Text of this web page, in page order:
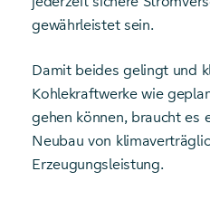
gewährleistet sein.
Damit beides gelingt und
Kohlekraftwerke wie
gehen können, braucht es
Neubau von
Erzeugungsleistung.